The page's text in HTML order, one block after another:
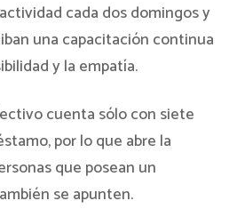
cada dos domingos y
una capacitación continua
y la empatía.
cuenta sólo con siete
por lo que abre la
que posean un
se apunten.